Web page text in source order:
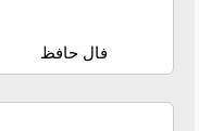
فال حافظ